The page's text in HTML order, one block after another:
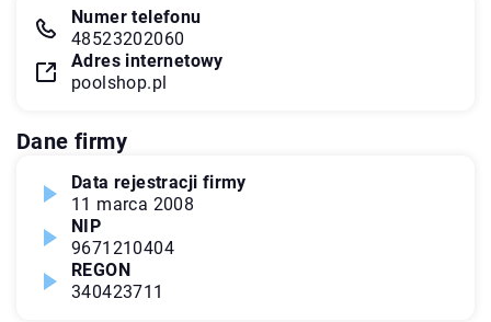
Numer telefonu
48523202060
Adres internetowy
poolshop.pl
Dane firmy
Data rejestracji firmy
11 marca 2008
NIP
9671210404
REGON
340423711